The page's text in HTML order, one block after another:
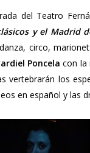
del Teatro
y el Madrid
circo,
Poncela con la
vertebrarán los
en español y las